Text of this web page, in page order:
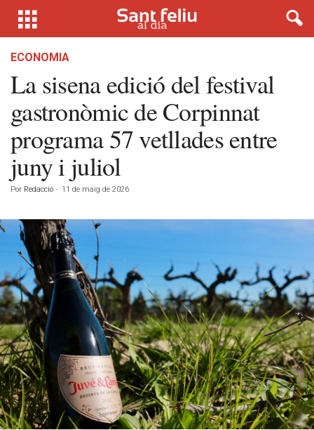
ECONOMIA
La sisena edició del festival
gastronòmic de Corpinnat
programa 57 vetllades entre
juny i juliol
Por Redacció - 11 de maig de 2026